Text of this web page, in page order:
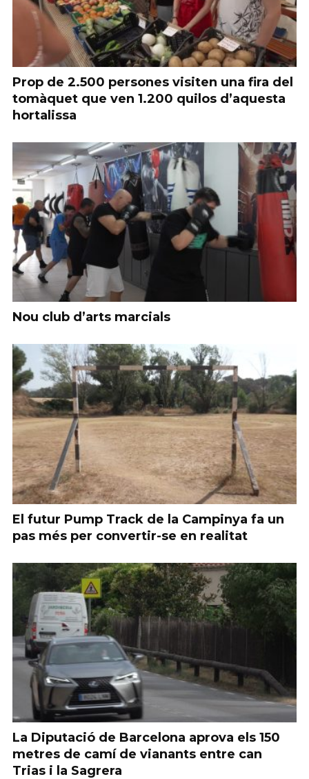
Prop de 2.500 persones visiten una fira del
tomàquet que ven 1.200 quilos d’aquesta
hortalissa
Nou club d’arts marcials
El futur Pump Track de la Campinya fa un
pas més per convertir-se en realitat
La Diputació de Barcelona aprova els 150
metres de camí de vianants entre can
Trias i la Sagrera